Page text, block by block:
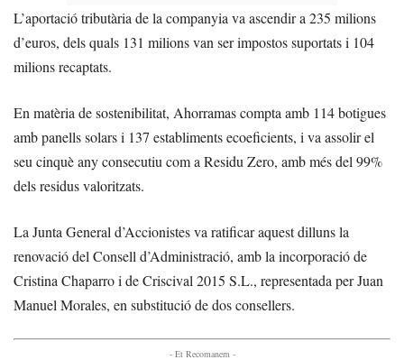
L’aportació tributària de la companyia va ascendir a 235 milions
d’euros, dels quals 131 milions van ser impostos suportats i 104
milions recaptats.
En matèria de sostenibilitat, Ahorramas compta amb 114 botigues
amb panells solars i 137 establiments ecoeficients, i va assolir el
seu cinquè any consecutiu com a Residu Zero, amb més del 99%
dels residus valoritzats.
La Junta General d’Accionistes va ratificar aquest dilluns la
renovació del Consell d’Administració, amb la incorporació de
Cristina Chaparro i de Criscival 2015 S.L., representada per Juan
Manuel Morales, en substitució de dos consellers.
- Et Recomanem -